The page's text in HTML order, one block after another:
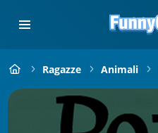
Ragazze Animali